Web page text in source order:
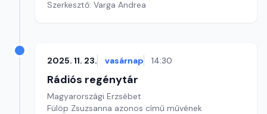
Szerkesztő: Varga Andrea
2025. 11. 23. vasárnap 14:30
Rádiós regénytár
Magyarországi Erzsébet
Fülöp Zsuzsanna azonos című művének